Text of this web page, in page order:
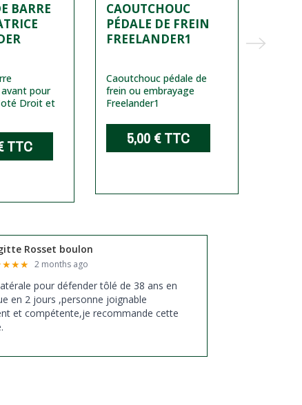
BARRE
pour
Droit et
TTC
CAOUTCHOUC
PÉDALE DE FREIN
FREELANDER1
Caoutchouc pédale de
frein ou embrayage
Freelander1
5,00 €TTC
Rosset boulon
★★★ 2 months ago
pour défender tôlé de 38 ans en
en 2 jours ,personne joignable
et compétente,je recommande cette